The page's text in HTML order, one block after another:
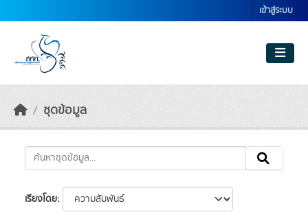
เข้าสู่ระบบ
ชุดข้อมูล
เรียงโดย